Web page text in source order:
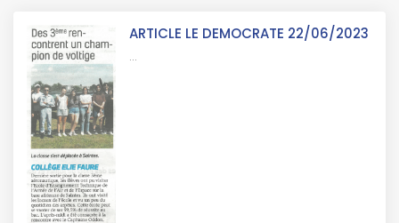
ARTICLE LE DEMOCRATE 22/06/2023
...